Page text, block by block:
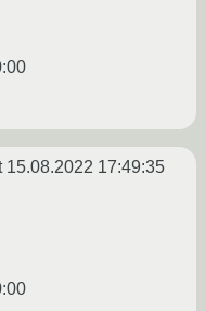
15.08.2022 17:49:35